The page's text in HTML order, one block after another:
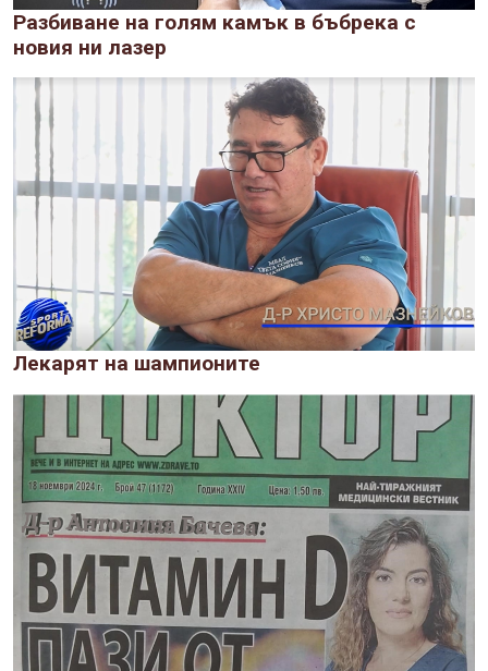
Разбиване на голям камък в бъбрека с
новия ни лазер
Лекарят на шампионите